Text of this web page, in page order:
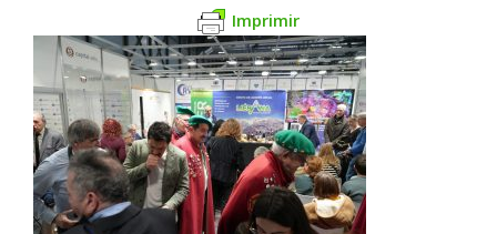
Imprimir